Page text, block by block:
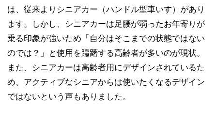
は、従来よりシニアカー（ハンドル型車いす）があり
ます。しかし、シニアカーは足腰が弱ったお年寄りが
乗る印象が強いため「自分はそこまでの状態ではない
のでは？」と使用を躊躇する高齢者が多いのが現状。
また、シニアカーは高齢者用にデザインされているた
め、アクティブなシニアからは使いたくなるデザイン
ではないという声もありました。